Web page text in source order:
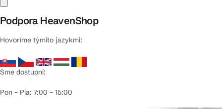
Podpora HeavenShop
Hovoríme týmito jazykmi:
Sme dostupní:
Pon – Pia: 7:00 – 15:00